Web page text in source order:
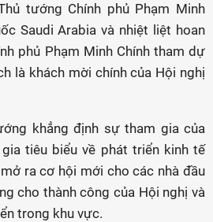
tướng Chính phủ Phạm Minh
Saudi Arabia và nhiệt liệt hoan
phủ Phạm Minh Chính tham dự
là khách mời chính của Hội nghị
khẳng định sự tham gia của
tiêu biểu về phát triển kinh tế
ra cơ hội mới cho các nhà đầu
cho thành công của Hội nghị và
trong khu vực.